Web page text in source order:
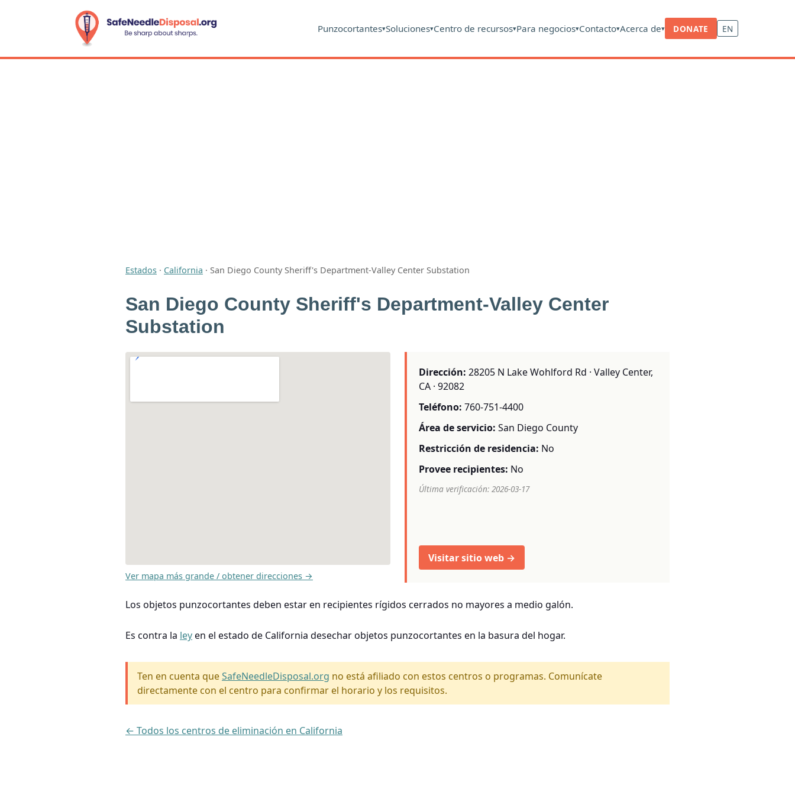
Punzocortantes▾Soluciones▾Centro de recursos▾Para negocios▾Contacto▾Acerca de▾ DONATE EN
Estados · California · San Diego County Sheriff's Department-Valley Center Substation
San Diego County Sheriff's Department-Valley Center
Substation
Ver mapa más grande / obtener direcciones →
Dirección: 28205 N Lake Wohlford Rd · Valley Center,
CA · 92082
Teléfono: 760-751-4400
Área de servicio: San Diego County
Restricción de residencia: No
Provee recipientes: No
Última verificación: 2026-03-17
Visitar sitio web →
Los objetos punzocortantes deben estar en recipientes rígidos cerrados no mayores a medio galón.
Es contra la leyen el estado de California desechar objetos punzocortantes en la basura del hogar.
Ten en cuenta queSafeNeedleDisposal.org no está afiliado con estos centros o programas. Comunícate
directamente con el centro para confirmar el horario y los requisitos.
← Todos los centros de eliminación en California